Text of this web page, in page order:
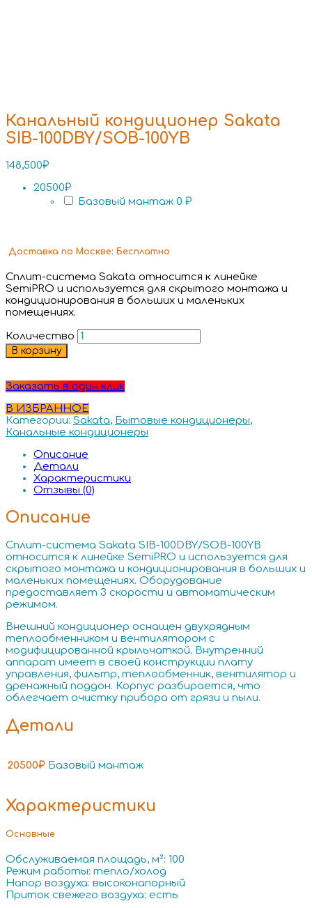
Канальный кондиционер Sakata
SIB-100DBY/SOB-100YB
148,500₽
20500₽
Базовый мантаж 0 ₽
Доставка по Москве: Бесплатно
Сплит-система Sakata относится к линейке
SemiPRO и используется для скрытого монтажа и
кондиционирования в больших и маленьких
помещениях.
Количество
В корзину
Заказать в один клик
В ИЗБРАННОЕ
Категории: Sakata, Бытовые кондиционеры,
Канальные кондиционеры
Описание
Детали
Характеристики
Отзывы (0)
Описание
Сплит-система Sakata SIB-100DBY/SOB-100YB
относится к линейке SemiPRO и используется для
скрытого монтажа и кондиционирования в больших и
маленьких помещениях. Оборудование
предоставляет 3 скорости и автоматическим
режимом.
Внешний кондиционер оснащен двухрядным
теплообменником и вентилятором с
модифицированной крыльчаткой. Внутренний
аппарат имеет в своей конструкции плату
управления, фильтр, теплообменник, вентилятор и
дренажный поддон. Корпус разбирается, что
облегчает очистку прибора от грязи и пыли.
Детали
20500₽ Базовый мантаж
Характеристики
Основные
Обслуживаемая площадь, м²: 100
Режим работы: тепло/холод
Напор воздуха: высоконапорный
Приток свежего воздуха: есть